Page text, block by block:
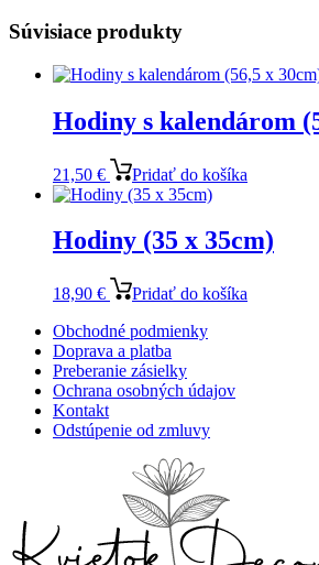
Súvisiace produkty
Hodiny s kalendárom
21,50 € Pridať do košíka
Hodiny (35 x 35cm)
18,90 €
Pridať do košíka
Obchodné podmienky
Doprava a platba
Preberanie zásielky
Ochrana osobných údajov
Kontakt
Odstúpenie od zmluvy